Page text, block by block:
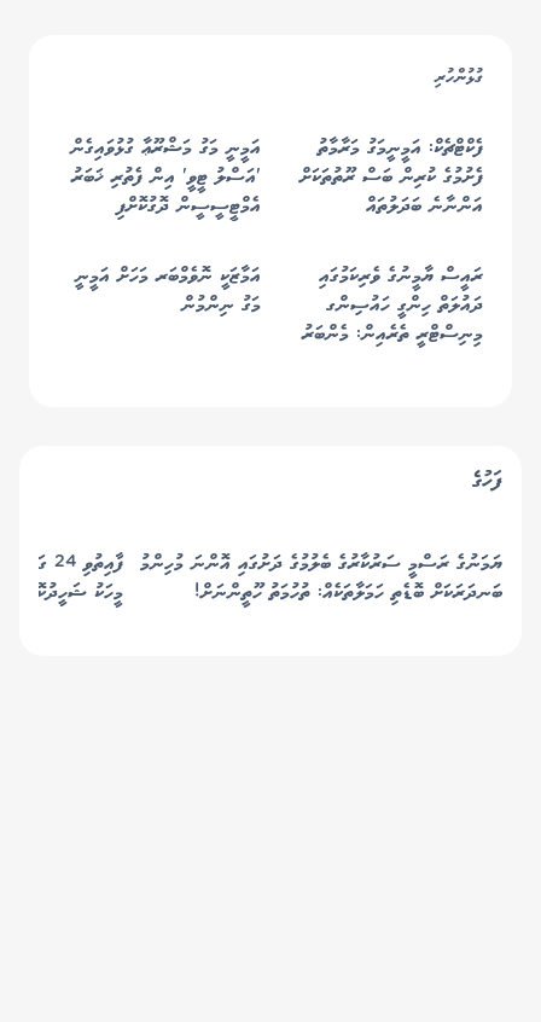
ގުޅުންހުރި
ފެކްޓްޗެކް: އަމީނީމަގު މަރާމާތު
ފެށުމުގެ ކުރިން ބަސް ރޫތުތަކަށް
އަންނާނެ ބަދަލުތައް
އަމީނީ މަގު މަޝްރޫޢާ ގުޅުވައިގެން
'އަސްލު ޓީވީ' އިން ފެތުރި ޚަބަރު
އެމްޓީސީސީން ދޮގުކޮށްފި
ރައީސް ޔާމީނުގެ ވެރިކަމުގައި
ދައުލަތް ހިންގީ ހައުސިންގ
މިނިސްޓްރީ ތެރެއިން: މެންބަރު
އަމާޒަކީ ނޮވެމްބަރ މަހަށް އަމީނީ
މަގު ނިންމުން
ފަހުގެ
ޔަމަނުގެ ރަސްމީ ސަރުކާރުގެ ބެލުމުގެ ދަށުގައި އޮންނަ މުހިންމު
ބަނދަރަކަށް ބޮޑެތި ހަމަލާތަކެއް: ތުހުމަތު ހޫތީންނަށް!
ފާއިތުވި
މީހަކު ޝަހީދުކޮށް 8 މީހަކު ޒަޚަމްކޮށްލައިފި